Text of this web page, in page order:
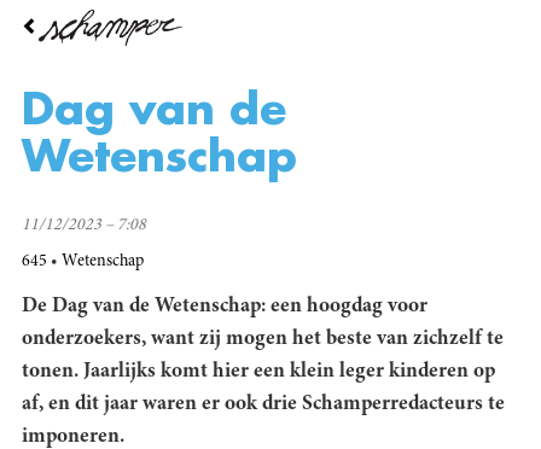
Overslaan
inhoud
gaanDag van de
Wetenschap
11/12/2023 – 7:08
645 Wetenschap
De Dag van de Wetenschap: een hoogdag voor
onderzoekers, want zij mogen het beste van zichzelf te
tonen. Jaarlijks komt hier een klein leger kinderen op
af, en dit jaar waren er ook drie Schamperredacteurs te
imponeren.